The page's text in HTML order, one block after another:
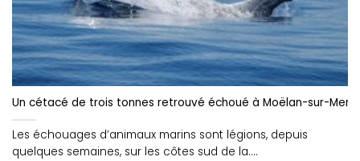
Un cétacé de trois tonnes retrouvé échoué à Moëlan-sur-Mer
Les échouages d’animaux marins sont légions, depuis
quelques semaines, sur les côtes sud de la....